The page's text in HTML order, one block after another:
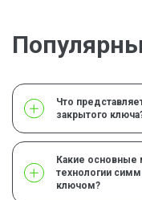
Что
закрытого
Какие основные
технологии
ключом?